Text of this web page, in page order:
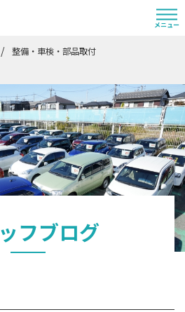
整備・車検・部品取付
フブログ